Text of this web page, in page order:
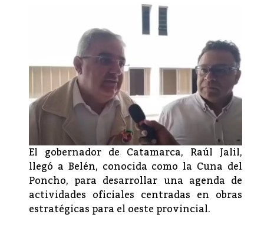
El gobernador de Catamarca, Raúl Jalil,
llegó a Belén, conocida como la Cuna del
Poncho, para desarrollar una agenda de
actividades oficiales centradas en obras
estratégicas para el oeste provincial.